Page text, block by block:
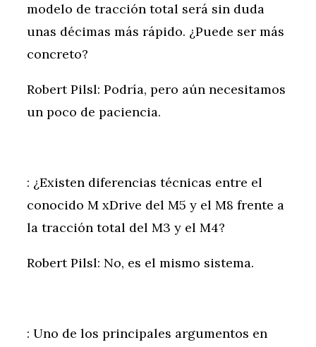
modelo de tracción total será sin duda
unas décimas más rápido. ¿Puede ser más
concreto?
Robert Pilsl: Podría, pero aún necesitamos
un poco de paciencia.
: ¿Existen diferencias técnicas entre el
conocido M xDrive del M5 y el M8 frente a
la tracción total del M3 y el M4?
Robert Pilsl: No, es el mismo sistema.
: Uno de los principales argumentos en